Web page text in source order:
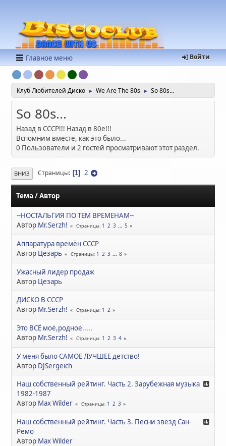
Войти
Главное меню
Клуб Любителей Диско ► We Are The 80s ► So 80s...
So 80s...
Назад в СССР!!! Назад в 80е!!!
Вспомним вместе, как это было...
0 Пользователи и 2 гостей просматривают этот раздел.
ВНИЗ Страницы 1 2
Тема /Автор
--НОСТАЛЬГИЯ ПО ТЕМ ВРЕМЕНАМ--
Автор Mr.Serzh! Страницы 1 2 3 ... 5
Аппаратура времён СССР
Автор Цезарь Страницы 1 2 3 ... 8
Ужасный лидер продаж
Автор Цезарь
ДИСКО В СССР
Автор Mr.Serzh! Страницы 1 2
Это ВСЁ моё,родное.....
Автор Mr.Serzh! Страницы 1 2 3 4
У меня было САМОЕ ЛУЧШЕЕ детство!
Автор DJSergeich
Наш собственный рейтинг. Часть 2. Зарубежная музыка
1982-1987
Автор Max Wilder Страницы 1 2 3
Наш собственный рейтинг. Часть 3. Песни звезд Сан-
Ремо
Автор Max Wilder